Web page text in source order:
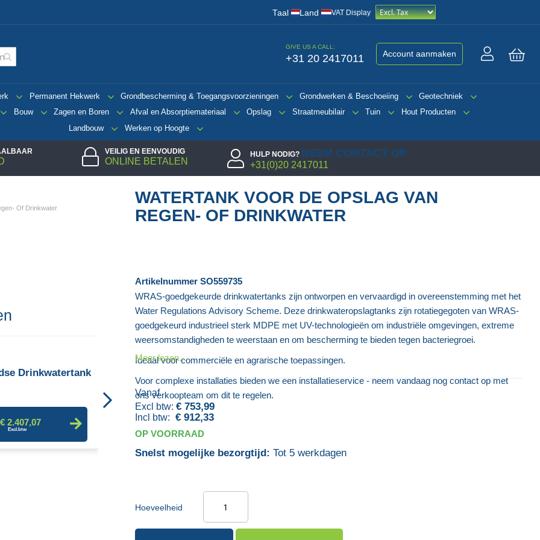
Taal/ Land VAT Display
GIVE US A CALL:
+31 20 2417011 Account aanmaken
Permanent Hekwerk Grondbescherming & Toegangsvoorzieningen Grondwerken & Beschoeiing
Geotechniek
Bouw Zagen en Boren Afval en Absorptiemateriaal Opslag Straatmeubilair Tuin
Hout Producten
Landbouw
Werken op Hoogte
VEILIG EN EENVOUDIG
ONLINE BETALEN
HULP NODIG? NEEM CONTACT OP
+31(0)20 2417011
Of Drinkwater
WATERTANK VOOR DE OPSLAG VAN
REGEN- OF DRINKWATER
Drinkwatertank
€ 2.407,07
Geïsoleerde Watertank
€ 2.758,59
Artikelnummer SO559735
WRAS-goedgekeurde drinkwatertanks zijn ontworpen en vervaardigd in overeenstemming met het
Water Regulations Advisory Scheme. Deze drinkwateropslagtanks zijn rotatiegegoten van WRAS-
goedgekeurd industrieel sterk MDPE met UV-technologieën om industriële omgevingen, extreme
weersomstandigheden te weerstaan en om bescherming te bieden tegen bacteriegroei.
Ideaal voor commerciële en agrarische toepassingen.
Voor complexe installaties bieden we een installatieservice - neem vandaag nog contact op met
ons verkoopteam om dit te regelen.
Meer lezen...
Vanaf
€ 753,99
€ 912,33
OP VOORRAAD
Snelst mogelijke bezorgtijd: Tot 5 werkdagen
Hoeveelheid